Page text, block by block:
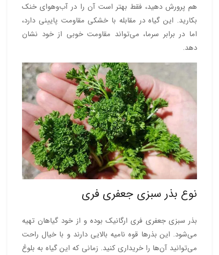
هم پرورش دهید، فقط بهتر است آن را در آب‌وهوای خنک
بکارید. این گیاه در مقابله با خشکی مقاومت پایینی دارد،
اما در برابر سرما، می‌تواند مقاومت خوبی از خود نشان
دهد.
نوع بذر سبزی جعفری فری
بذر سبزی جعفری فری ارگانیک بوده و از خود گیاهان تهیه
می‌شود. این بذرها قوه نامیه بالایی دارند و با خیال راحت
می‌توانید آن‌ها را خریداری کنید. زمانی که این گیاه به بلوغ